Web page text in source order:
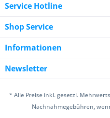
Service Hotline
Shop Service
Informationen
Newsletter
* Alle Preise inkl. gesetzl.
Nachnahmegebühren,